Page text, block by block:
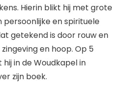
Hierin blikt hij met grote
persoonlijke en spirituele
getekend is door rouw en
en hoop. Op 5
in de Woudkapel in
zijn boek.